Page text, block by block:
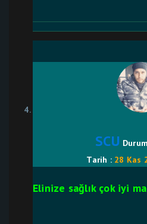
SCU
Tarih : 28 Kas
Elinize sağlık çok iyi